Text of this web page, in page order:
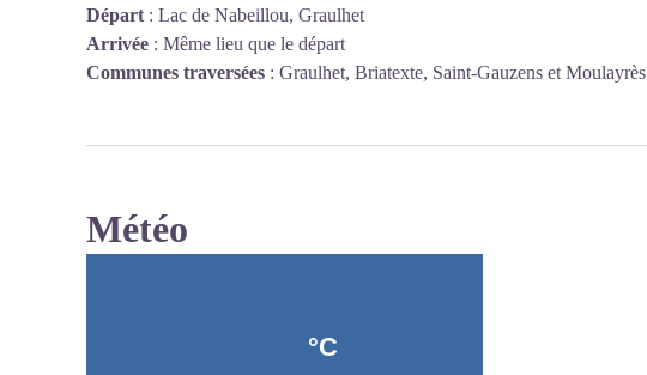
Départ : Lac de Nabeillou, Graulhet
Arrivée : Même lieu que le départ
Communes traversées : Graulhet, Briatexte, Saint-Gauzens et Moulayrès
Météo